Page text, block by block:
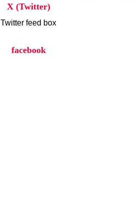
X (Twitter)
Twitter feed box
facebook